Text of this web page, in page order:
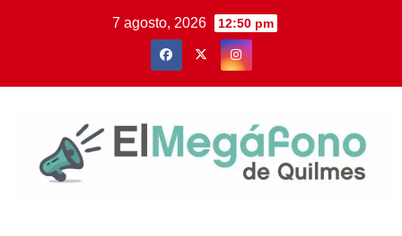
7 agosto, 2026 12:50 pm